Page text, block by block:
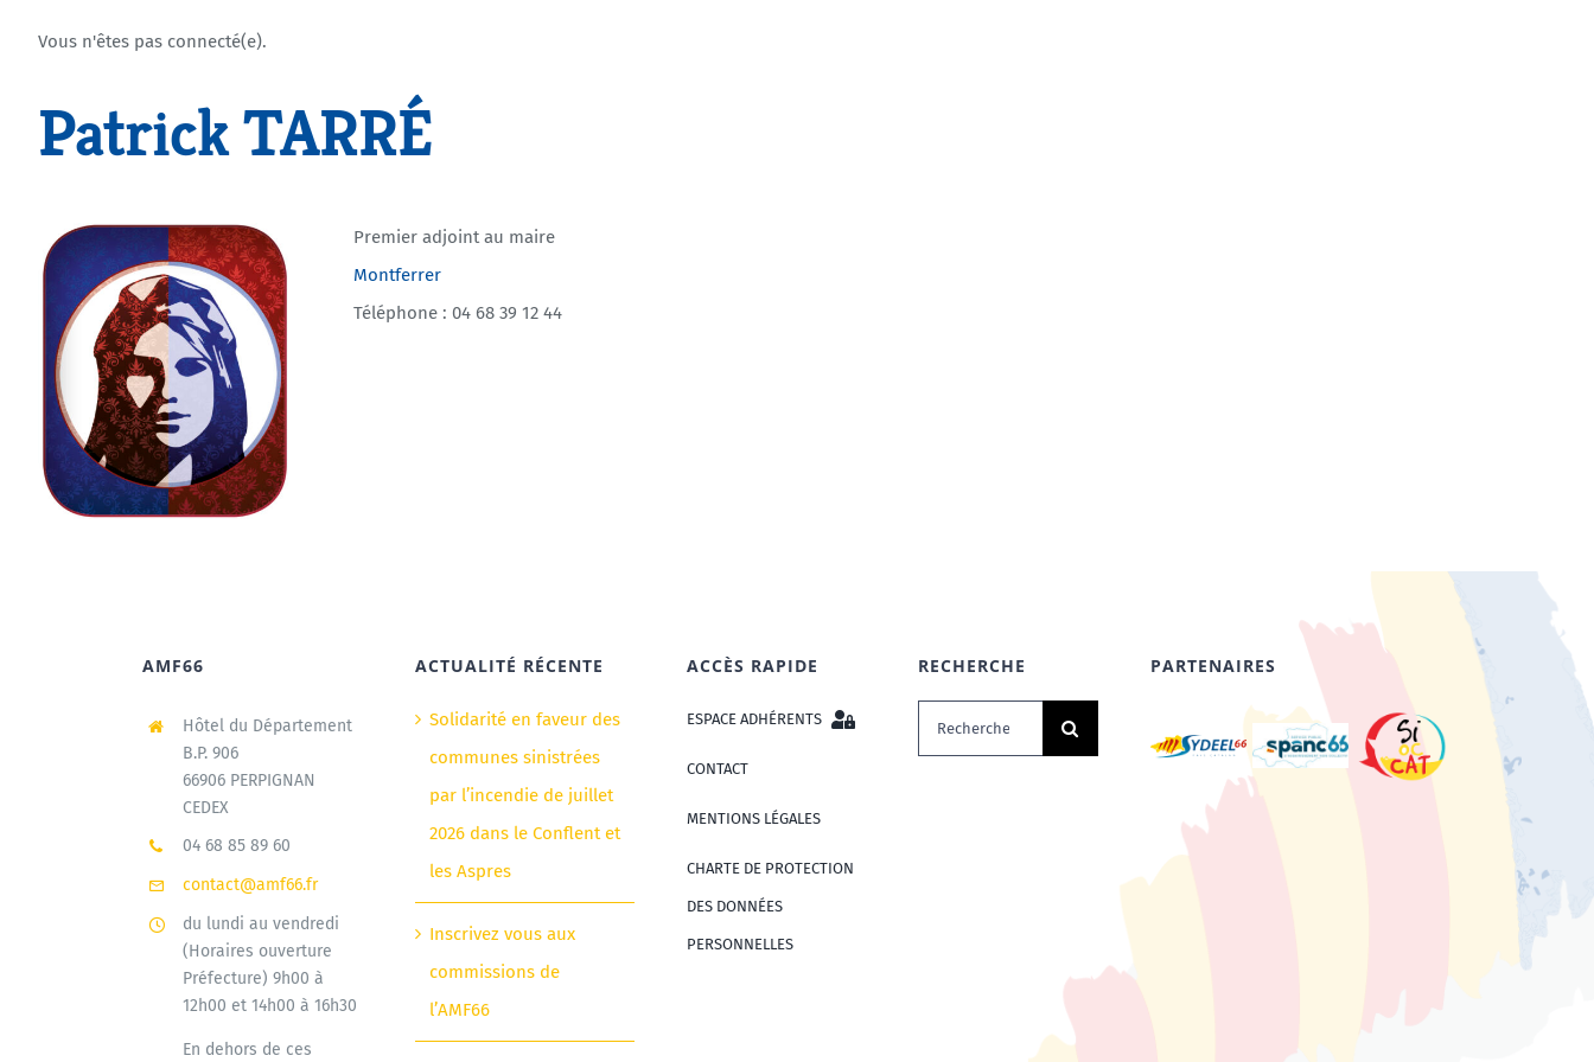
Vous n'êtes pas connecté(e).
Patrick TARRÉ
Premier adjoint au maire
Montferrer
Téléphone : 04 68 39 12 44
AMF66
Hôtel du Département
B.P. 906
66906 PERPIGNAN
CEDEX
04 68 85 89 60
contact@amf66.fr
du lundi au vendredi
(Horaires ouverture
Préfecture) 9h00 à
12h00 et 14h00 à 16h30
En dehors de ces
ACTUALITÉ RÉCENTE
Solidarité en faveur des
communes sinistrées
par l’incendie de juillet
2026 dans le Conflent et
les Aspres
Inscrivez vous aux
commissions de
l’AMF66
ACCÈS RAPIDE
ESPACE ADHÉRENTS
CONTACT
MENTIONS LÉGALES
CHARTE DE PROTECTION
DES DONNÉES
PERSONNELLES
RECHERCHE
Rechercher:
PARTENAIRES